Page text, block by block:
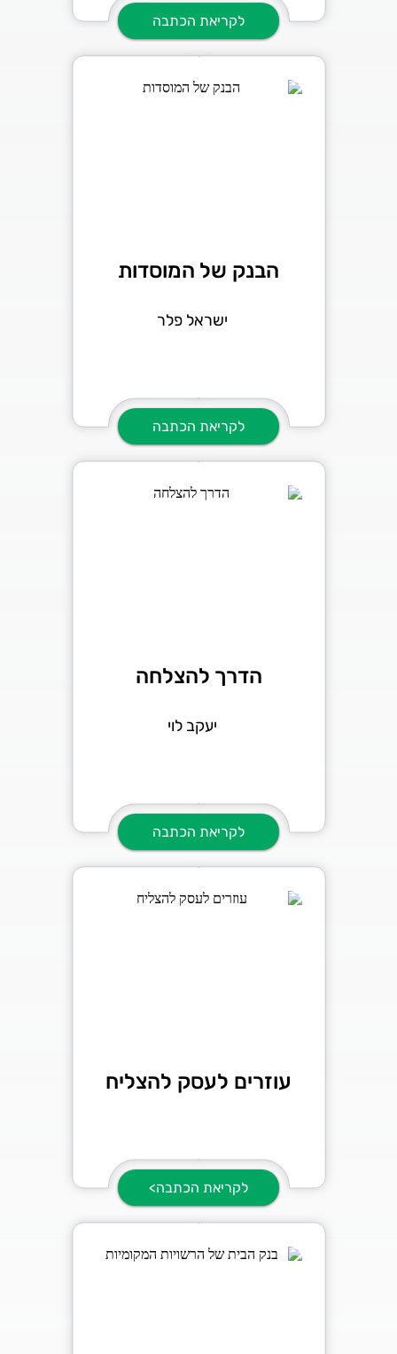
לקריאת הכתבה
הבנק של המוסדות
ישראל פלר
לקריאת הכתבה
הדרך להצלחה
יעקב לוי
לקריאת הכתבה
עוזרים לעסק להצליח
לקריאת הכתבה>